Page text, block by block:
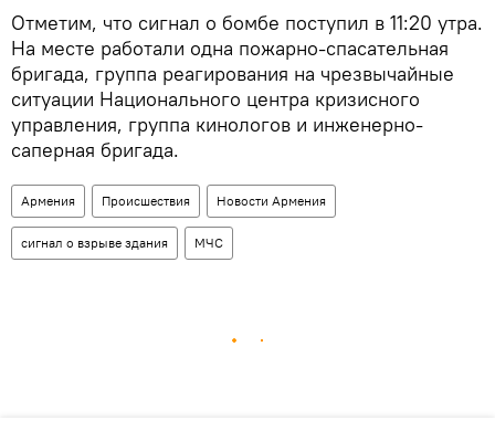
Отметим, что сигнал о бомбе поступил в 11:20 утра.
На месте работали одна пожарно-спасательная
бригада, группа реагирования на чрезвычайные
ситуации Национального центра кризисного
управления, группа кинологов и инженерно-
саперная бригада.
Армения Происшествия Новости Армения
сигнал о взрыве здания МЧС